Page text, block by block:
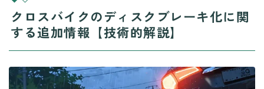
クロスバイクのディスクブレーキ化に関
する追加情報【技術的解説】